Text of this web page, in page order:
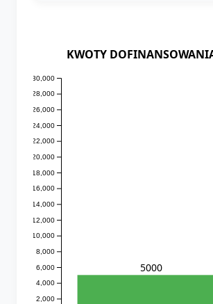
KWOTY
2,000
4,000
6,000
8,000
10,000
12,000
14,000
16,000
18,000
20,000
22,000
24,000
26,000
28,000
30,000
5000